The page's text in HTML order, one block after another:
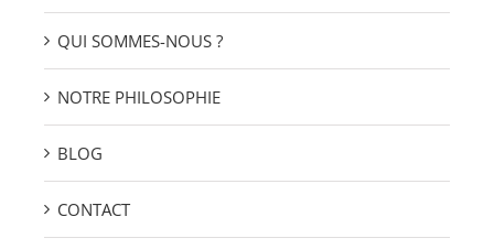
QUI SOMMES-NOUS ?
NOTRE PHILOSOPHIE
BLOG
CONTACT